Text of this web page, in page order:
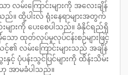
ာ လမ်းကြောင်းများကို အလေးချိန်
ည်။ ထို့ပါးလ် ရုံးနေရာများအတွက်
များကို ပေးစေပါသည်။ ခံနိုင်ရည်ရှိ
သော ထုတ်လုပ်မှုလုပ်ငန်းစဉ်များဖြင့်
၏ လမ်းကြောင်းများသည် အချိန်
ပုံပန်းသွင်ပြင်များကို ထိန်းသိမ်း
အာမခံပါသည်။